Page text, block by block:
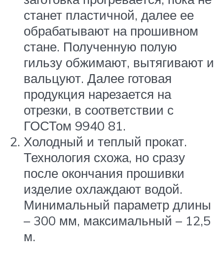
станет пластичной, далее ее
обрабатывают на прошивном
стане. Полученную полую
гильзу обжимают, вытягивают и
вальцуют. Далее готовая
продукция нарезается на
отрезки, в соответствии с
ГОСТом 9940 81.
Холодный и теплый прокат.
Технология схожа, но сразу
после окончания прошивки
изделие охлаждают водой.
Минимальный параметр длины
– 300 мм, максимальный – 12,5
м.